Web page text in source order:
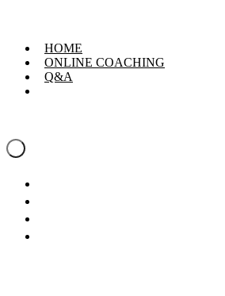
HOME
ONLINE COACHING
Q&A
Menu
Toggle